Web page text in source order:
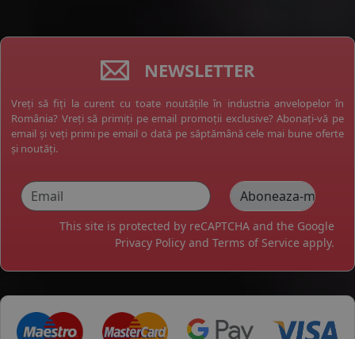
NEWSLETTER
Vreți să fiți la curent cu toate noutățile în industria anvelopelor în
România? Vreți să primiți pe email promoții exclusive? Abonați-vă pe
email și veți primi pe email o dată pe săptămână cele mai bune oferte
și noutăți.
This site is protected by reCAPTCHA and the Google
Privacy Policy and Terms of Service apply.